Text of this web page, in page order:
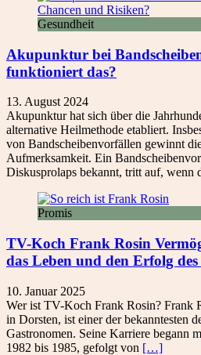
Gesundheit
Akupunktur bei
funktioniert das?
13. August 2024
Akupunktur hat sich über die
alternative Heilmethode etabliert.
von Bandscheibenvorfällen gewinnt
Aufmerksamkeit. Ein
Diskusprolaps bekannt, tritt auf, wenn
Promis
TV-Koch Frank Rosin
das Leben und den Erfolg des
10. Januar 2025
Wer ist TV-Koch Frank Rosin? Frank
in Dorsten, ist einer der bekanntesten
Gastronomen. Seine Karriere begann
1982 bis 1985, gefolgt von […]